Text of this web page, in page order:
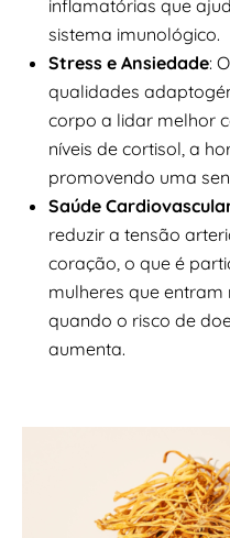
inflamatórias que
sistema imunológico.
Stress e Ansiedade:
qualidades
corpo a lidar melhor
níveis de cortisol, a
promovendo uma
Saúde
reduzir a tensão
coração, o que é
mulheres que entram
quando o risco de
aumenta.